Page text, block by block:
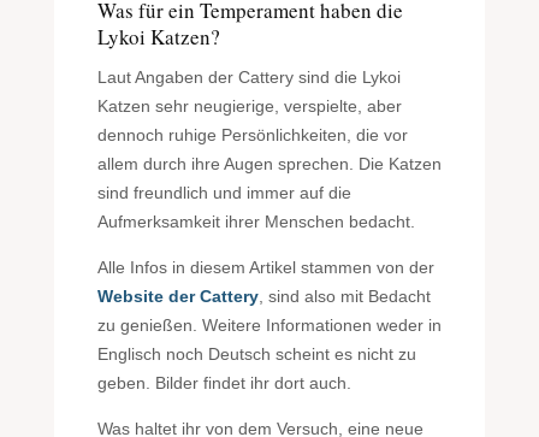
Was für ein Temperament haben die
Lykoi Katzen?
Laut Angaben der Cattery sind die Lykoi
Katzen sehr neugierige, verspielte, aber
dennoch ruhige Persönlichkeiten, die vor
allem durch ihre Augen sprechen. Die Katzen
sind freundlich und immer auf die
Aufmerksamkeit ihrer Menschen bedacht.
Alle Infos in diesem Artikel stammen von der
Website der Cattery, sind also mit Bedacht
zu genießen. Weitere Informationen weder in
Englisch noch Deutsch scheint es nicht zu
geben. Bilder findet ihr dort auch.
Was haltet ihr von dem Versuch, eine neue